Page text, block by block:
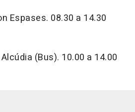
Espases. 08.30 a 14.30
(Bus). 10.00 a 14.00